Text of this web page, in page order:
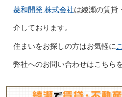
菱和開発 株式会社は綾瀬の賃貸
介しております。
住まいをお探しの方はお気軽に
弊社へのお問い合わせはこちら